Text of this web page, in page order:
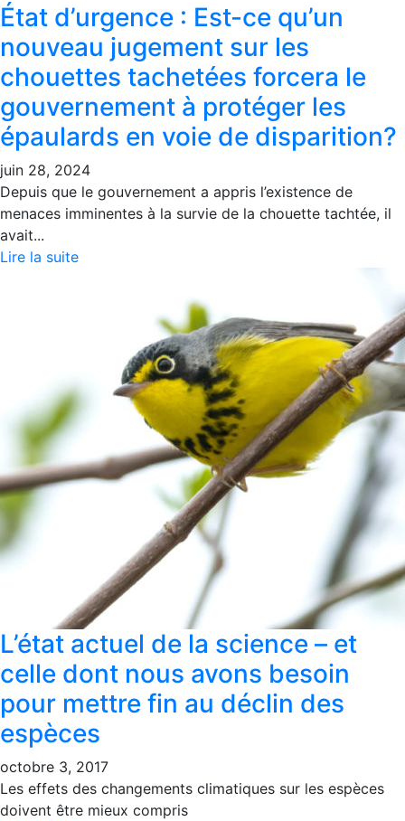
État d’urgence : Est-ce qu’un
nouveau jugement sur les
chouettes tachetées forcera le
gouvernement à protéger les
épaulards en voie de disparition?
juin 28, 2024
Depuis que le gouvernement a appris l’existence de
menaces imminentes à la survie de la chouette tachtée, il
avait...
Lire la suite
L’état actuel de la science – et
celle dont nous avons besoin
pour mettre fin au déclin des
espèces
octobre 3, 2017
Les effets des changements climatiques sur les espèces
doivent être mieux compris